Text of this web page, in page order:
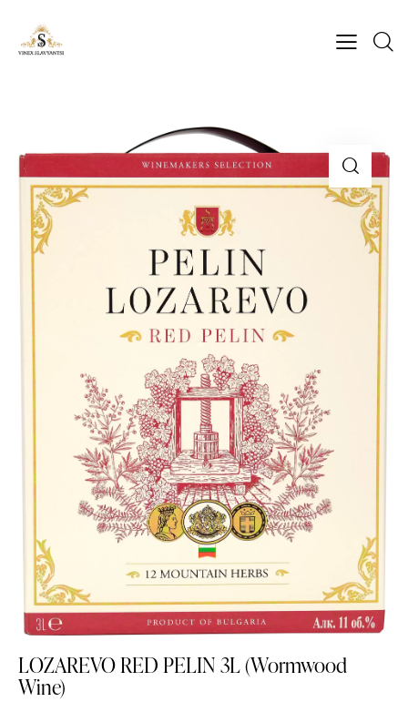
LOZAREVO RED PELIN 3L (Wormwood
Wine)